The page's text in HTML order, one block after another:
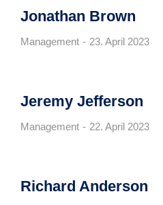
Jonathan Brown
Management 23. April 2023
Jeremy Jefferson
Management 22. April 2023
Richard Anderson